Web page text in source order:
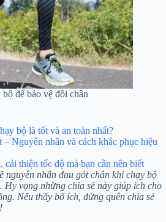
để bảo vệ đôi chân
bộ là tốt và an toàn nhất?
– Nguyên nhân và cách khắc phục hiệu
cải thiện tốc độ mà bạn cần nên biết
nguyên nhân đau gót chân khi chạy bộ
Hy vọng những chia sẻ này giúp ích cho
Nếu thấy bổ ích, đừng quên chia sẻ